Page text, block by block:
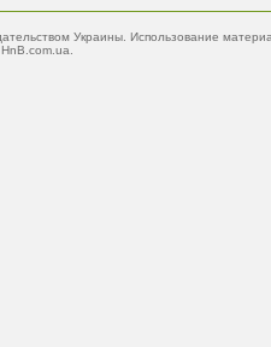
Украины. Использование